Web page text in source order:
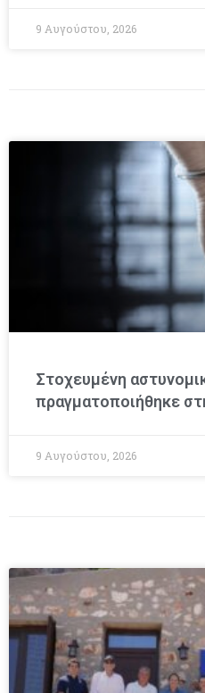
9 Αυγούστου, 2026
Στοχευμένη
πραγματοποιήθηκε
9 Αυγούστου, 2026